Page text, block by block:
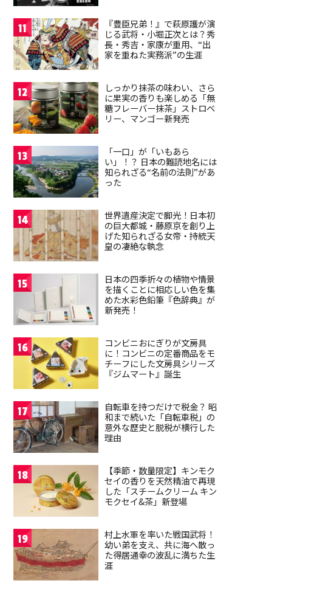
11
『豊臣兄弟！』で萩原護が演
じる武将・小堀正次とは？秀
長・秀吉・家康が重用、“出
家を重ねた実務派”の生涯
12
しっかり抹茶の味わい、さら
に果実の香りも楽しめる「無
糖フレーバー抹茶」ストロベ
リー、マンゴー新発売
13
「一口」が「いもあら
い」！？ 日本の難読地名には
知られざる“名前の法則”があ
った
14
世界遺産決定で脚光！日本初
の巨大都城・藤原京を創り上
げた知られざる女帝・持統天
皇の凄絶な執念
15
日本の四季折々の植物や情景
を描くことに相応しい色を集
めた水彩色鉛筆『色辞典』が
新発売！
16
コンビニおにぎりが文房具
に！コンビニの定番商品をモ
チーフにした文房具シリーズ
『ジムマート』誕生
17
自転車を持つだけで税金？ 昭
和まで続いた「自転車税」の
意外な歴史と脱税が横行した
理由
18
【季節・数量限定】キンモク
セイの香りを天然精油で再現
した「スチームクリーム キン
モクセイ&茶」新登場
19
村上水軍を率いた戦国武将！
幼い弟を支え、共に海へ散っ
た得居通幸の波乱に満ちた生
涯